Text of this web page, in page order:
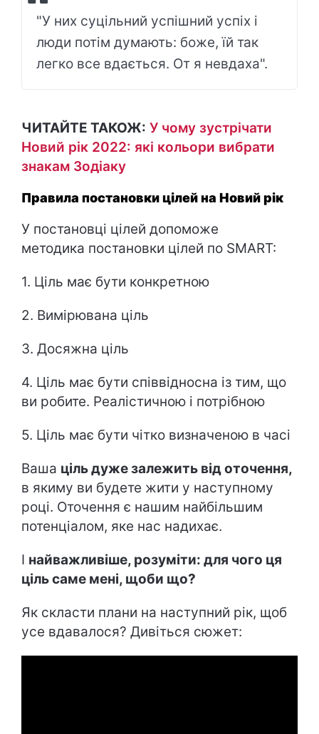
"У них суцільний успішний успіх і
люди потім думають: боже, їй так
легко все вдається. От я невдаха".
ЧИТАЙТЕ ТАКОЖ: У чому зустрічати
Новий рік 2022: які кольори вибрати
знакам Зодіаку
Правила постановки цілей на Новий рік
У постановці цілей допоможе
методика постановки цілей по SMART:
1. Ціль має бути конкретною
2. Вимірювана ціль
3. Досяжна ціль
4. Ціль має бути співвідносна із тим, що
ви робите. Реалістичною і потрібною
5. Ціль має бути чітко визначеною в часі
Ваша ціль дуже залежить від оточення,
в якиму ви будете жити у наступному
році. Оточення є нашим найбільшим
потенціалом, яке нас надихає.
І найважливіше, розуміти: для чого ця
ціль саме мені, щоби що?
Як скласти плани на наступний рік, щоб
усе вдавалося? Дивіться сюжет: